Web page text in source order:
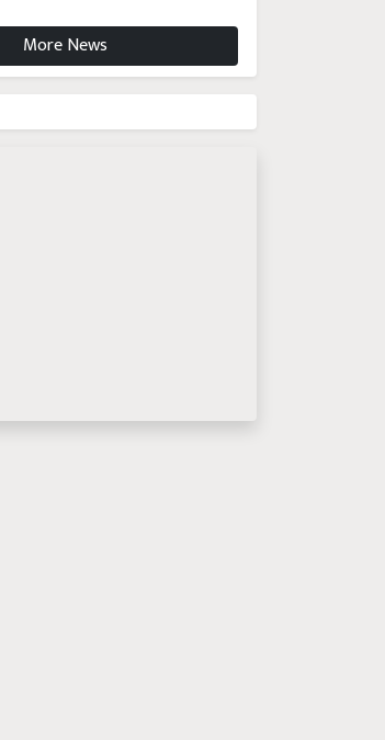
More News